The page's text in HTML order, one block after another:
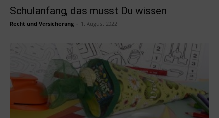
Schulanfang, das musst Du wissen
Recht und Versicherung 1. August 2022